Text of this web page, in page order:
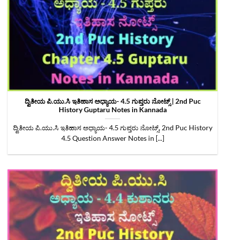
ದ್ವಿತೀಯ ಪಿ.ಯು.ಸಿ ಇತಿಹಾಸ ಅಧ್ಯಾಯ- 4.5 ಗುಪ್ತರು ನೋಟ್ಸ್‌ | 2nd Puc
History Guptaru Notes in Kannada
ದ್ವಿತೀಯ ಪಿ.ಯು.ಸಿ ಇತಿಹಾಸ ಅಧ್ಯಾಯ- 4.5 ಗುಪ್ತರು ನೋಟ್ಸ್‌, 2nd Puc History
4.5 Question Answer Notes in [...]